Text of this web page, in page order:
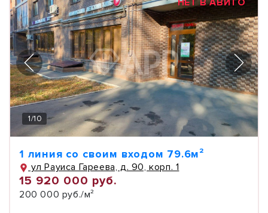
1/10
1 линия со своим входом 79.6м²
ул Рауиса Гареева, д. 90, корп. 1
15 920 000 руб.
200 000 руб./м²